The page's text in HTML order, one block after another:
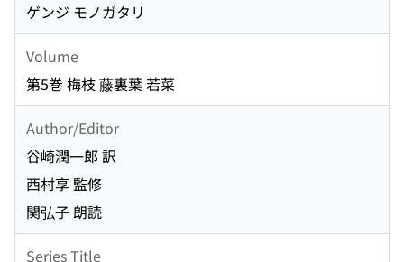
ゲンジ モノガタリ
Volume
第5巻 梅枝 藤裏葉 若菜
Author/Editor
谷崎潤一郎 訳
西村享 監修
関弘子 朗読
Series Title